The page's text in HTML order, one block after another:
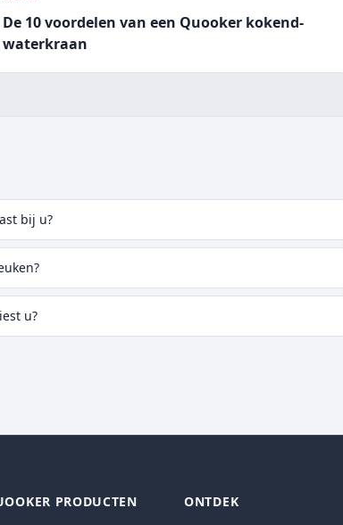
De 10 voordelen van een Quooker kokend-
waterkraan
bij u?
u?
PRODUCTEN ONTDEK